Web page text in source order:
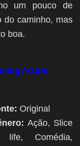
um pouco de
do caminho, mas
boa.
Original
Ação, Slice
life, Comédia,